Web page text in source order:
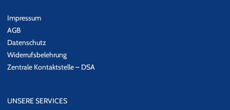
Impressum
AGB
Datenschutz
Widerrufsbelehrung
Zentrale Kontaktstelle – DSA
UNSERE SERVICES